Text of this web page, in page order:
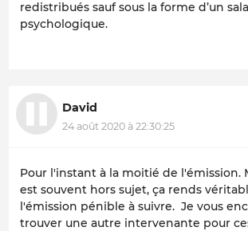
redistribués sauf sous la forme d’un
psychologique.
David
24 août 2020 à 22:30:25
Pour l'instant à la moitié de l'émission.
est souvent hors sujet, ça rends
l'émission pénible à suivre. Je vous
trouver une autre intervenante pour